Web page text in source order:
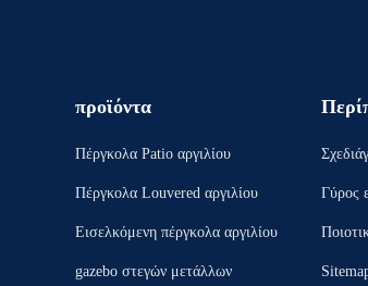
προϊόντα
Πέργκολα Patio αργιλίου
Πέργκολα Louvered αργιλίου
Εισελκόμενη πέργκολα αργιλίου
gazebo στεγών μετάλλων
Γύρος